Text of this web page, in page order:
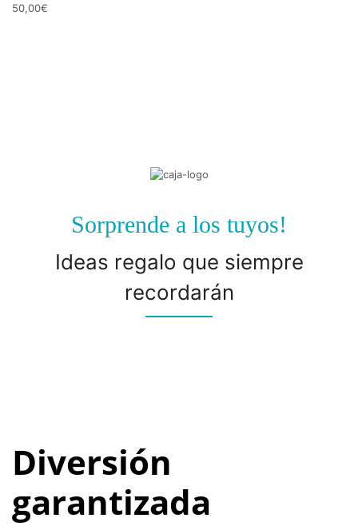
50,00€
Sorprende a los tuyos!
Ideas regalo que siempre
recordarán
Diversión
garantizada